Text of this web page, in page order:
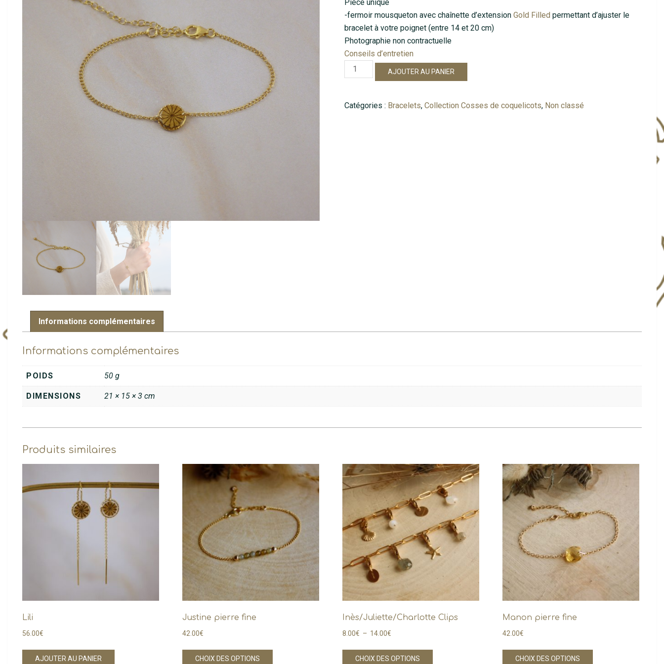
Pièce unique
-fermoir mousqueton avec chaînette d’extensionGold Filled permettant d’ajuster le
bracelet à votre poignet (entre 14 et 20 cm)
Photographie non contractuelle
Conseils d’entretien
quantité
de
AJOUTER AU PANIER
Catégories : Bracelets,Collection Cosses de coquelicots, Non classé
Informations complémentaires
Informations complémentaires
POIDS 50 g
DIMENSIONS 21 × 15 × 3 cm
Produits similaires
Lili
56.00€
AJOUTER AU PANIER
Justine pierre fine
42.00€
CHOIX DES OPTIONS
Ce
Inès/Juliette/Charlotte Clips
8.00€ – 14.00€
prix :
CHOIX DES OPTIONS
Ce
Manon pierre fine
42.00€
CHOIX DES OPTIONS
Ce